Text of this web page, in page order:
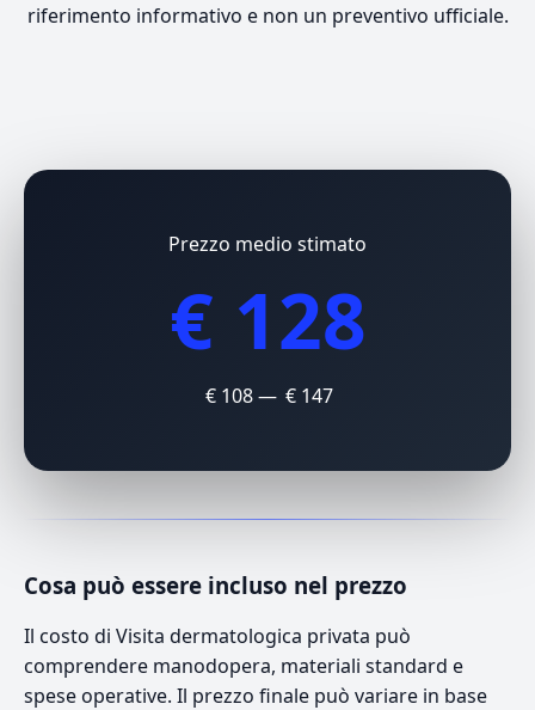
riferimento informativo e non un preventivo ufficiale.
Prezzo medio stimato
€ 128
€ 108 — € 147
Cosa può essere incluso nel prezzo
Il costo di Visita dermatologica privata può
comprendere manodopera, materiali standard e
spese operative. Il prezzo finale può variare in base